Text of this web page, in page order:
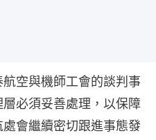
空與機師工會的談判事
必須妥善處理，以保障
會繼續密切跟進事態發